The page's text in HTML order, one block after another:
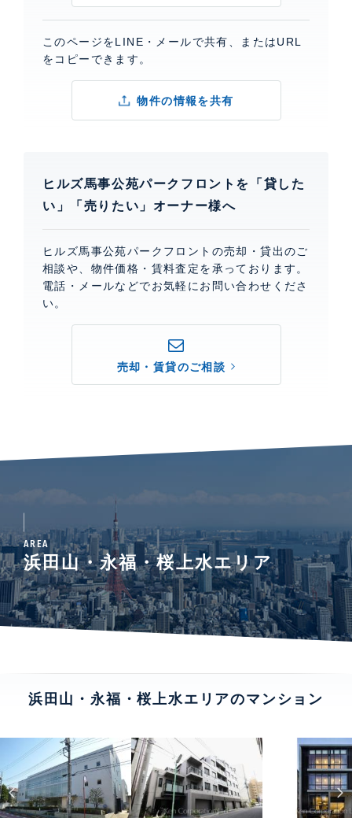
このページをLINE・メールで共有、またはURL
をコピーできます。
物件の情報を共有
ヒルズ馬事公苑パークフロントを「貸した
い」「売りたい」オーナー様へ
ヒルズ馬事公苑パークフロントの売却・貸出のご
相談や、物件価格・賃料査定を承っております。
電話・メールなどでお気軽にお問い合わせくださ
い。
売却・賃貸のご相談
AREA
浜田山・永福・桜上水エリア
浜田山・永福・桜上水エリアのマンション